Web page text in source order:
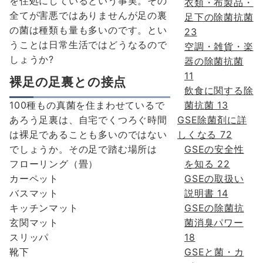
全てが害悪ではありませんが足の裏
の菌は種類も量も多いのです。とい
うことは日常生活ではどうなるので
しょうか?
裸足の足裏との接点
100種もの真菌を住まわせているで
あろう足裏は、自宅でくつろぐ時間
は裸足であることも多いのではない
でしょうか。その足で踏む場所は
フローリング（畳）
カーペット
バスマット
キッチンマット
玄関マット
スリッパ
靴下
足下の除菌抗菌
23
空調・雑貨・楽
器の除菌抗菌
11
飲食に関する除
菌抗菌 13
GSE除菌剤に詳
しくなる 72
GSEの安全性
を知る 22
GSEの取扱い
説明書 14
GSEの除菌抗
菌消臭パワー
18
GSEと菌・カ